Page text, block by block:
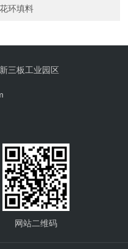
环填料
三板工业园区
网站二维码